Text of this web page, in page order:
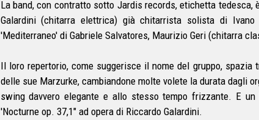
La band, con contratto sotto Jardis records, etichetta
Galardini (chitarra elettrica) già chitarrista solista di
'Mediterraneo' di Gabriele Salvatores, Maurizio Geri (chitarra
Il loro repertorio, come suggerisce il nome del gruppo,
delle sue Marzurke, cambiandone molte volete la durata dagli
swing davvero elegante e allo stesso tempo frizzante. E
'Nocturne op. 37,1" ad opera di Riccardo Galardini.